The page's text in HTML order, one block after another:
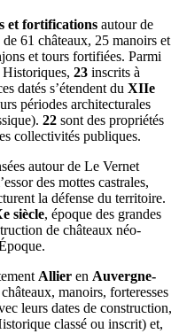
et fortifications autour de
61 châteaux, 25 manoirs et
et tours fortifiées. Parmi
Historiques, 23 inscrits à
datés s’étendent du XIIe
périodes architecturales
22 sont des propriétés
collectivités publiques.
autour de Le Vernet
des mottes castrales,
la défense du territoire.
siècle, époque des grandes
de châteaux néo-
Allier en Auvergne-
manoirs, forteresses
leurs dates de construction,
classé ou inscrit) et,